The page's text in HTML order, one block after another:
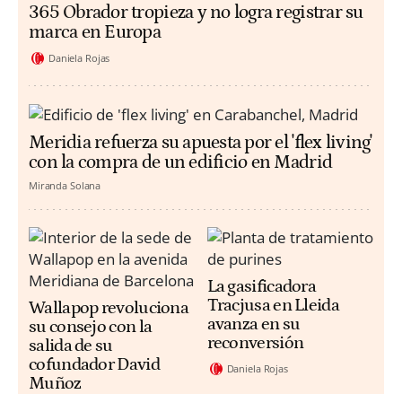
365 Obrador tropieza y no logra registrar su
marca en Europa
Daniela Rojas
Meridia refuerza su apuesta por el 'flex living'
con la compra de un edificio en Madrid
Miranda Solana
Wallapop revoluciona
su consejo con la
salida de su
cofundador David
Muñoz
La gasificadora
Tracjusa en Lleida
avanza en su
reconversión
Daniela Rojas